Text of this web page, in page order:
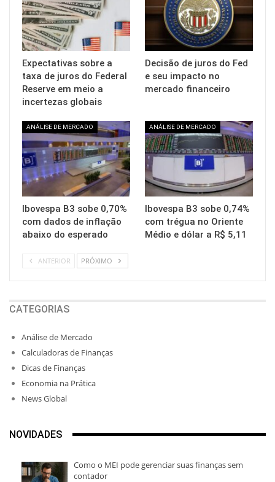
Expectativas sobre a
taxa de juros do Federal
Reserve em meio a
incertezas globais
Decisão de juros do Fed
e seu impacto no
mercado financeiro
ANÁLISE DE MERCADO
Ibovespa B3 sobe 0,70%
com dados de inflação
abaixo do esperado
ANÁLISE DE MERCADO
Ibovespa B3 sobe 0,74%
com trégua no Oriente
Médio e dólar a R$ 5,11
ANTERIOR PRÓXIMO
CATEGORIAS
Análise de Mercado
Calculadoras de Finanças
Dicas de Finanças
Economia na Prática
News Global
NOVIDADES
Como o MEI pode gerenciar suas finanças sem
contador